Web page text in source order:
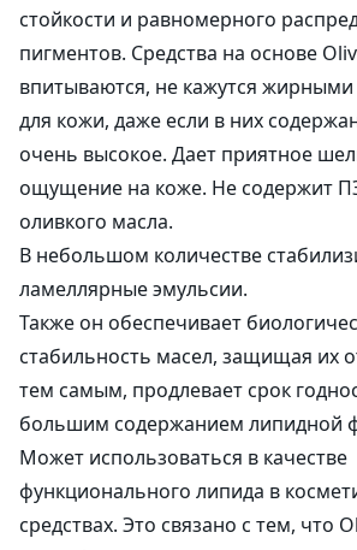
стойкости и равномерного
пигментов. Средства на основе
впитываются, не кажутся
для кожи, даже если в них
очень высокое. Дает приятное
ощущение на коже. Не содержит
оливкого масла.
В небольшом количестве
ламеллярные эмульсии.
Также он обеспечивает
стабильность масел, защищая их
тем самым, продлевает срок
большим содержанием липидной
Может использоваться в качестве
функционального липида в
средствах. Это связано с тем, что